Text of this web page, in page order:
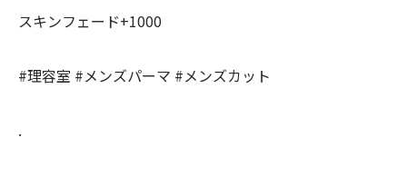
スキンフェード+1000
#理容室 #メンズパーマ #メンズカット
.